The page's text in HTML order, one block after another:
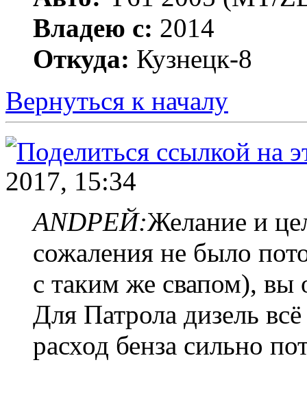
Владею с: 2014
Откуда: Кузнецк-8
Вернуться к началу
2017, 15:34
ANDРЕЙ:Желание и
сожаления не было
с таким же свапом), вы
Для Патрола дизель
расход бенза сильно